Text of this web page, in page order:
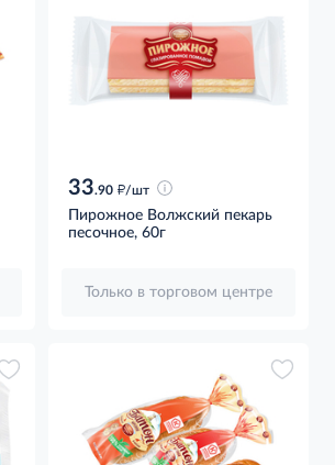
33.90 д/шт
Пирожное Волжский пекарь
песочное, 60г
Только в торговом центре